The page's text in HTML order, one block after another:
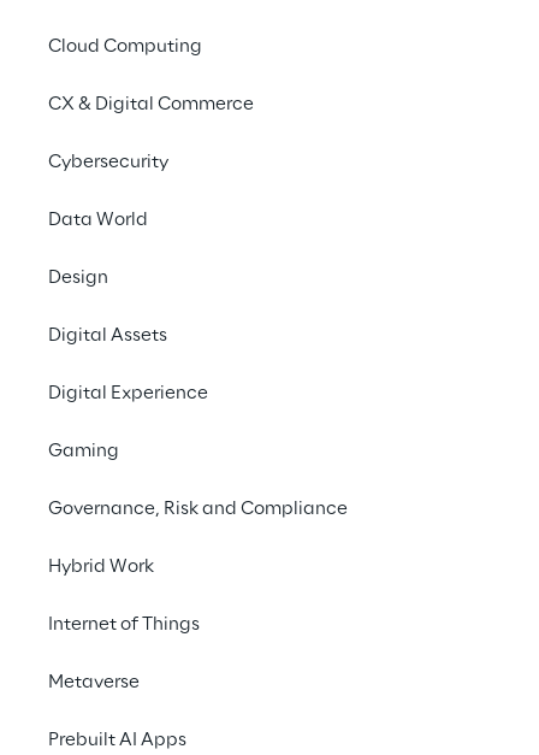
Cloud Computing
CX & Digital Commerce
Cybersecurity
Data World
Design
Digital Assets
Digital Experience
Gaming
Governance, Risk and Compliance
Hybrid Work
Internet of Things
Metaverse
Prebuilt AI Apps